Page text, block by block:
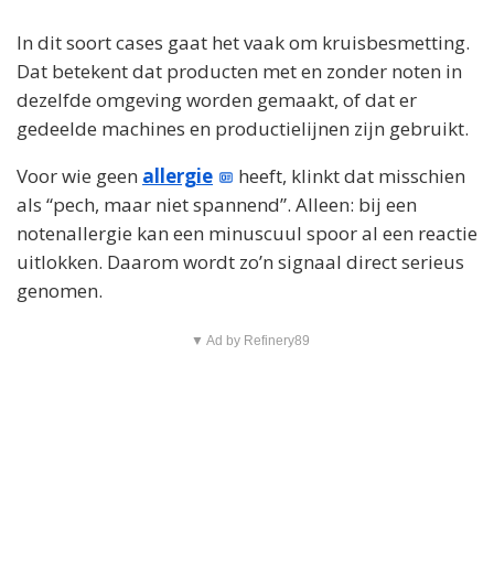
In dit soort cases gaat het vaak om kruisbesmetting.
Dat betekent dat producten met en zonder noten in
dezelfde omgeving worden gemaakt, of dat er
gedeelde machines en productielijnen zijn gebruikt.
Voor wie geen allergie
heeft, klinkt dat misschien
als “pech, maar niet spannend”. Alleen: bij een
notenallergie kan een minuscuul spoor al een reactie
uitlokken. Daarom wordt zo’n signaal direct serieus
genomen.
▼ Ad by Refinery89